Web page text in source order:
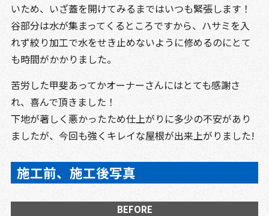
いため、いざ蓋を開けてみるまではいつも緊張します！
谷部分は水が集まってくるところですから、ハサミを入
れず絞り加工で水をせき止めないように修めるのにとて
も時間がかかりました。
苦労した甲斐あってかオーナーさんにはとても感謝さ
れ、喜んで頂きました！
下地が著しく悪かったため仕上がりに多少の不安があり
ましたが、今回も強くキレイな屋根が出来上がりました!
施工前、施工後写真
BEFORE